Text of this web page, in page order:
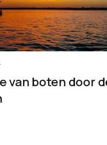
van boten door